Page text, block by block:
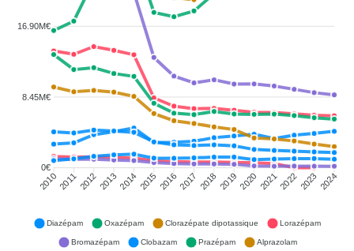
16.90M€
8.45M€
0€
201020112012201320142015 20162017 2018 20192020 202120222023 2024
Diazépam Oxazépam Clorazépate dipotassique Lorazépam
Bromazépam Clobazam Prazépam Alprazolam